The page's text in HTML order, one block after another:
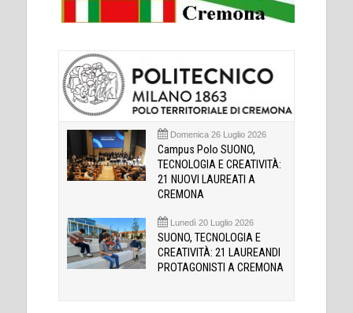
Domenica 26 Luglio 2026
Campus Polo SUONO,
TECNOLOGIA E CREATIVITÀ:
21 NUOVI LAUREATI A
CREMONA
Lunedì 20 Luglio 2026
SUONO, TECNOLOGIA E
CREATIVITÀ: 21 LAUREANDI
PROTAGONISTI A CREMONA